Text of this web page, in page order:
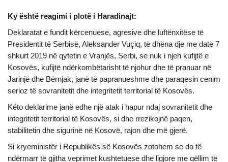
Ky është reagimi i plotë i Haradinajt:
Deklaratat e fundit kërcenuese, agresive dhe luftënxitëse të
Presidentit të Serbisë, Aleksander Vuçiq, të dhëna dje me datë 7
shkurt 2019 në qytetin e Vranjës, Serbi, se nuk i njeh kufijtë e
Kosovës, kufijtë ndërkombëtarisht të njohur dhe të pranuar në
Jarinjë dhe Bërnjak, janë të papranueshme dhe paraqesin cenim
serioz të sovranitetit dhe integritetit territorial të Kosovës.
Këto deklarime janë edhe një atak i hapur ndaj sovranitetit dhe
integritetit territorial të Kosovës, si dhe rrezikojnë paqen,
stabilitetin dhe sigurinë në Kosovë, rajon dhe më gjerë.
Si kryeministër i Republikës së Kosovës zotohem se do të
ndërmarr të gjitha veprimet kushtetuese dhe ligjore me qëllim të